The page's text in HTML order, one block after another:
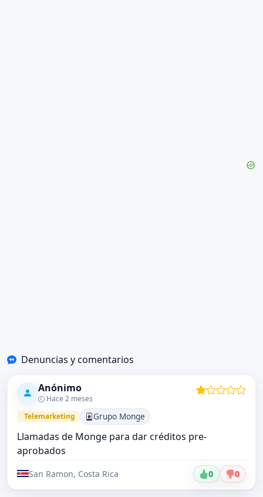
Denuncias y comentarios
Anónimo
Hace 2 meses
Telemarketing
Grupo Monge
Llamadas de Monge para dar créditos pre-
aprobados
San Ramon, Costa Rica 0 0